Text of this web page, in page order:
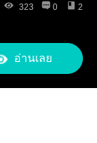
323 0 2
อ่านเลย